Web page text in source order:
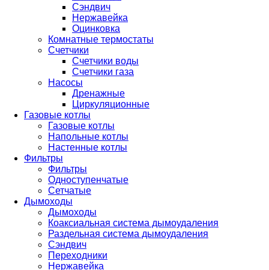
Сэндвич
Нержавейка
Оцинковка
Комнатные термостаты
Счетчики
Счетчики воды
Счетчики газа
Насосы
Дренажные
Циркуляционные
Газовые котлы
Газовые котлы
Напольные котлы
Настенные котлы
Фильтры
Фильтры
Одноступенчатые
Сетчатые
Дымоходы
Дымоходы
Коаксиальная система дымоудаления
Раздельная система дымоудаления
Сэндвич
Переходники
Нержавейка